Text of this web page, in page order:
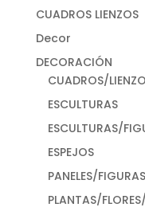
CUADROS LIENZOS
Decor
DECORACIÓN
CUADROS/
ESCULTURAS
ESCULTURAS/
ESPEJOS
PANELES/
PLANTAS/